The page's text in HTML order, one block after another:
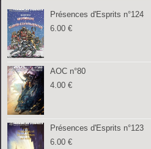
Présences d'Esprits n°124
6.00€
AOC n°80
4.00€
Présences d'Esprits n°123
6.00€